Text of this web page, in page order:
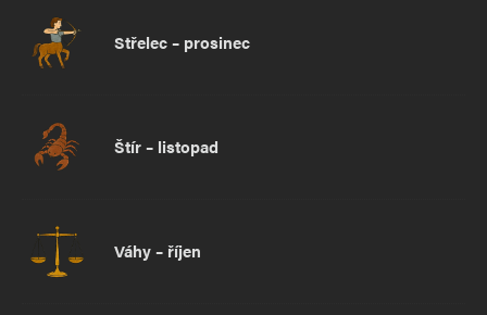
Střelec – prosinec
Štír – listopad
Váhy – říjen